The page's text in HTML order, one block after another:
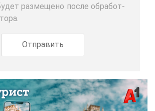
раз­ме­ще­но по­сле об­ра­бот­